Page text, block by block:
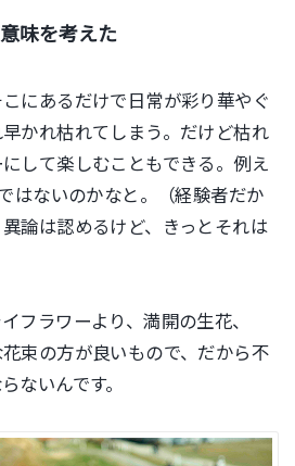
味を考えた
にあるだけで日常が彩り華やぐ
かれ枯れてしまう。だけど枯れ
して楽しむこともできる。例え
はないのかなと。（経験者だか
論は認めるけど、きっとそれは
フラワーより、満開の生花、
束の方が良いもので、だから不
ないんです。